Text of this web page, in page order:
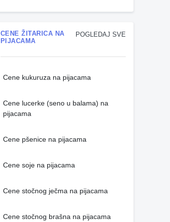
POGLEDAJ SVE
CENE ŽITARICA NA
PIJACAMA
Cene kukuruza na pijacama
Cene lucerke (seno u balama) na
pijacama
Cene pšenice na pijacama
Cene soje na pijacama
Cene stočnog ječma na pijacama
Cene stočnog brašna na pijacama